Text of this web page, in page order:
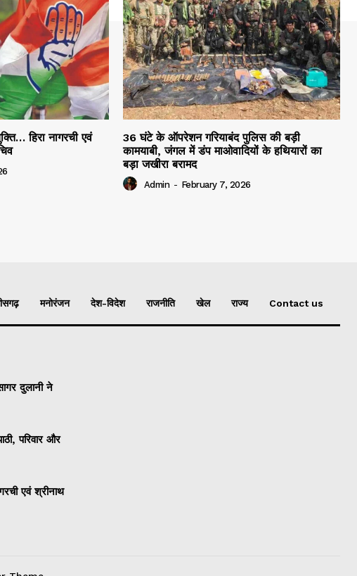
हिरा नागरची एवं
36 घंटे के ऑपरेशन गरियाबंद पुलिस की बड़ी
कामयाबी, जंगल में डंप माओवादियों के हथियारों का
बड़ा जखीरा बरामद
Admin - February 7, 2026
मनोरंजन देश-विदेश राजनीति खेल राज्य Contact us
दुलानी ने
परिवार और
एवं श्रीनाथ